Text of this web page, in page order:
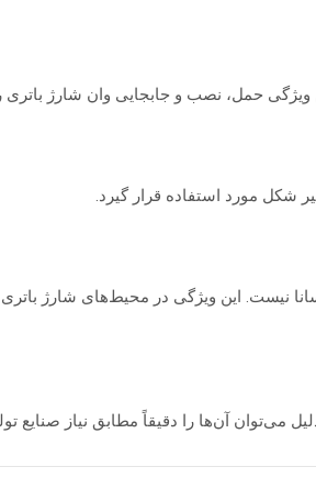
شکل مورد استفاده قرار گیرد.
نیست. این ویژگی در محیط‌های شارژ
می‌توان آن‌ها را دقیقاً مطابق نیاز صنایع